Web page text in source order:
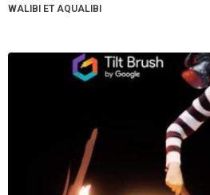
WALIBI ET AQUALIBI